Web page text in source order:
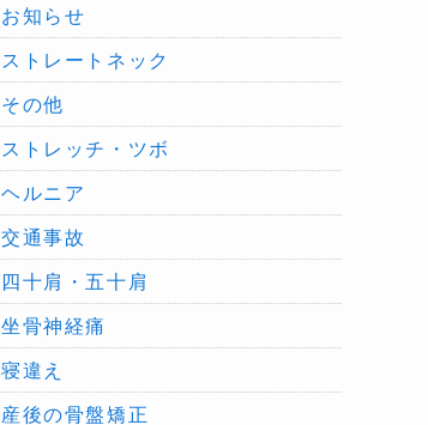
お知らせ
ストレートネック
その他
ストレッチ・ツボ
ヘルニア
交通事故
四十肩・五十肩
坐骨神経痛
寝違え
産後の骨盤矯正